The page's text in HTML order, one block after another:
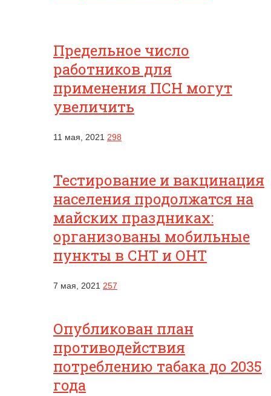
Предельное число
работников для
применения ПСН могут
увеличить
11 мая, 2021 298
Тестирование и вакцинация
населения продолжатся на
майских праздниках:
организованы мобильные
пункты в СНТ и ОНТ
7 мая, 2021 257
Опубликован план
противодействия
потреблению табака до 2035
года